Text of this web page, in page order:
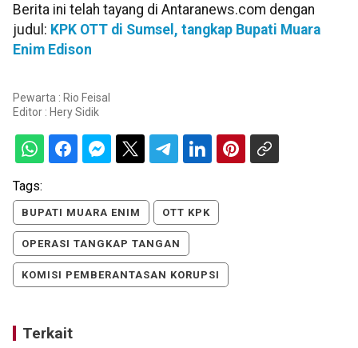
Berita ini telah tayang di Antaranews.com dengan
judul: KPK OTT di Sumsel, tangkap Bupati Muara
Enim Edison
Pewarta : Rio Feisal
Editor : Hery Sidik
Tags:
BUPATI MUARA ENIM OTT KPK
OPERASI TANGKAP TANGAN
KOMISI PEMBERANTASAN KORUPSI
Terkait